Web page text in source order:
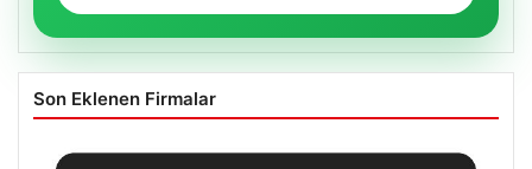
Son Eklenen Firmalar